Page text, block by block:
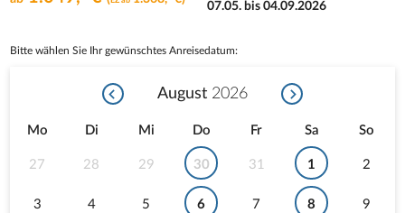
07.05. bis 04.09.2026
Bitte wählen Sie Ihr gewünschtes Anreisedatum:
August 2026
Mo Di Mi Do Fr Sa So
27 28 29 30 31 1 2
3 4 5 6 7 8 9